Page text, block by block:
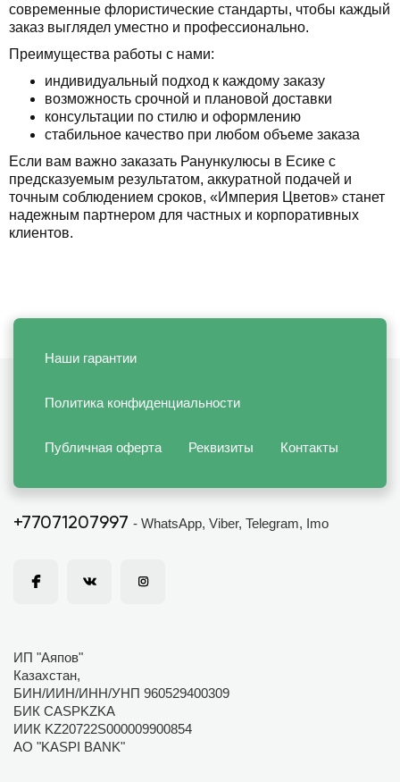
современные флористические стандарты, чтобы каждый
заказ выглядел уместно и профессионально.
Преимущества работы с нами:
индивидуальный подход к каждому заказу
возможность срочной и плановой доставки
консультации по стилю и оформлению
стабильное качество при любом объеме заказа
Если вам важно заказать Ранункулюсы в Есике с
предсказуемым результатом, аккуратной подачей и
точным соблюдением сроков, «Империя Цветов» станет
надежным партнером для частных и корпоративных
клиентов.
Наши гарантии
Политика конфиденциальности
Публичная оферта Реквизиты Контакты
+77071207997 - WhatsApp, Viber, Telegram, Imo
ИП "Аяпов"
Казахстан,
БИН/ИИН/ИНН/УНП 960529400309
БИК CASPKZKA
ИИК KZ20722S000009900854
АО "KASPI BANK"